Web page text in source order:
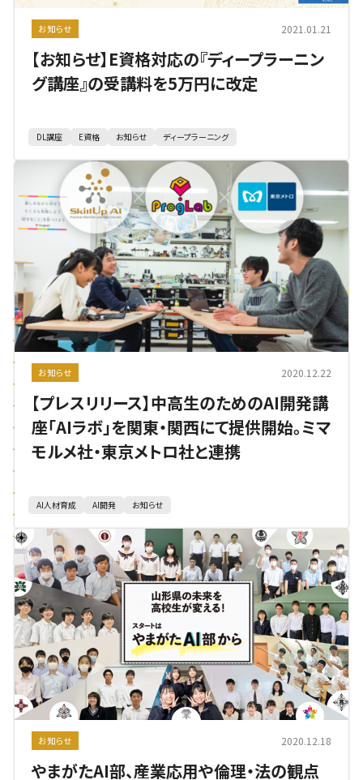
お知らせ 2021.01.21
【お知らせ】E資格対応の『ディープラーニン
グ講座』の受講料を5万円に改定
DL講座 E資格 お知らせ ディープラーニング
お知らせ 2020.12.22
【プレスリリース】中高生のためのAI開発講
座「AIラボ」を関東・関西にて提供開始。ミマ
モルメ社・東京メトロ社と連携
AI人材育成 AI開発 お知らせ
お知らせ 2020.12.18
やまがたAI部、産業応用や倫理・法の観点